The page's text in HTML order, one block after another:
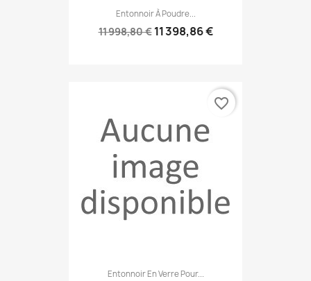
Entonnoir À Poudre...
11 998,80 € 11 398,86 €
Entonnoir En Verre Pour...
favorite_border